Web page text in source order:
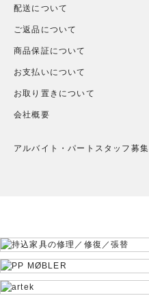
配送について
ご返品について
商品保証について
お支払いについて
お取り置きについて
会社概要
アルバイト・パートスタッフ募集